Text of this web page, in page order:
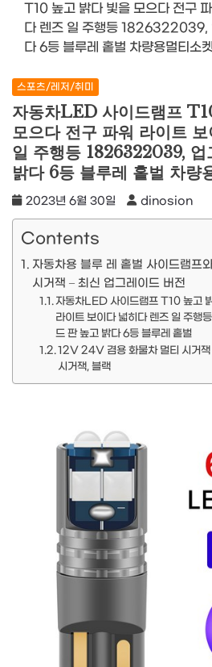
T10 높고 밝다 빛을 모으다 전구
다 렌즈 일 주행등 1826322039,
다 6등 블루레 홑벌 차량용멀티소
스포츠/레저/취미
자동차LED 사이드램프
모으다 전구 파워 라이트
일 주행등 1826322039, 업
밝다 6등 블루레 홑벌 차량
2023년 6월 30일 dinosion
Contents
자동차용 블루 레 홑벌 사이드램프
시거잭 – 최신 업그레이드 버전
자동차LED 사이드램프 T10 높고
라이트 보이다 넓히다 렌즈 일 주
드 판 높고 밝다 6등 블루레 홑벌
12V 24V 겸용 화물차 멀티 시거잭
시거잭, 블랙